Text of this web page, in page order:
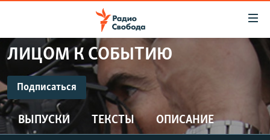
упрощенного
доступа
Вернуться
к
основному
содержанию
ПРОГРАММЫ
ПОДКАСТЫ
АВТОРСКИЕ ПРОЕКТЫ
ЦИТАТЫ СВОБОДЫ
ЛИЦОМ К СОБЫТИЮ
Подписаться
ПОДПИСАТЬСЯ
ВЫПУСКИ ТЕКСТЫ ОПИСАНИЕ